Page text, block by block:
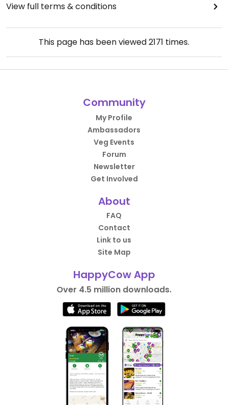
View full terms & conditions
This page has been viewed2171 times.
Community
My Profile
Ambassadors
Veg Events
Forum
Newsletter
Get Involved
About
FAQ
Contact
Link to us
Site Map
HappyCow App
Over 4.5 million downloads.